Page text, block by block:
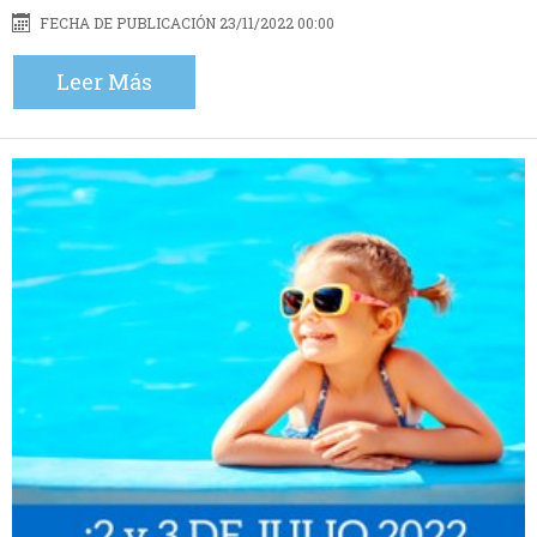
FECHA DE PUBLICACIÓN 23/11/2022 00:00
Leer Más